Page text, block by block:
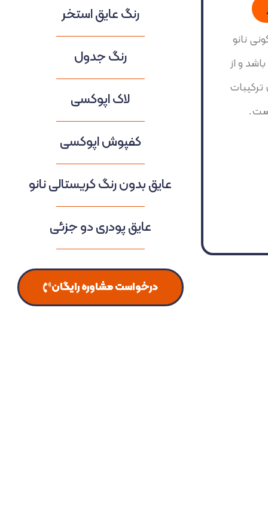
نانو
و از
رنگ عایق استخر
رنگ جدول
لاک اپوکسی
کفپوش اپوکسی
عایق بدون رنگ کریستالی نانو
عایق پودری دو جزئی
درخواست مشاوره رایگان